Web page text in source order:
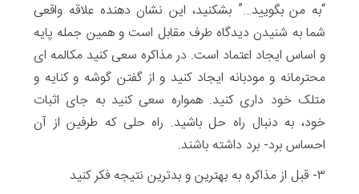
“به من بگویید…” بشکنید، این نشان دهنده علاقه واقعی
شما به شنیدن دیدگاه طرف مقابل است و همین جمله پایه
و اساس ایجاد اعتماد است. در مذاکره سعی کنید مکالمه ای
محترمانه و مودبانه ایجاد کنید و از گفتن گوشه و کنایه و
متلک خود داری کنید. همواره سعی کنید به جای اثبات
خود، به دنبال راه حل باشید. راه حلی که طرفین از آن
احساس برد- برد داشته باشند.
۳- قبل از مذاکره به بهترین و بدترین نتیجه فکر کنید